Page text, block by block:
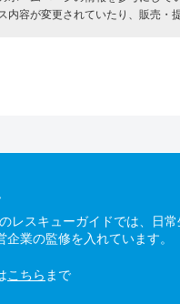
容が変更されていたり、販売・
レスキューガイドでは、日
業の監修を入れています。
こちら まで